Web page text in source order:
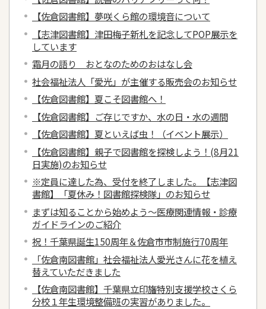
【佐倉図書館】夢咲くら館の環境音について
【志津図書館】津田梅子新札を記念してPOP展示を
しています
霜月の語り おとなのためのおはなし会
社会福祉法人「愛光」が主催する販売会のお知らせ
【佐倉図書館】夏こそ図書館へ！
【佐倉図書館】ご存じですか、水の日・水の週間
【佐倉図書館】夏といえば虫！（イベント展示）
【佐倉図書館】親子で図書館を探検しよう！(8月21
日実施)のお知らせ
※定員に達した為、受付を終了しました。【志津図
書館】「夏休み！図書館探検隊」のお知らせ
まずは知ることから始めよう～医療関連情報・診療
ガイドラインのご紹介
祝！千葉県誕生150周年＆佐倉市市制施行70周年
「佐倉南図書館」社会福祉法人愛光さんに花を植え
替えていただきました
【佐倉南図書館】千葉県立印旛特別支援学校さくら
分校１年生環境整備班の実習がありました。